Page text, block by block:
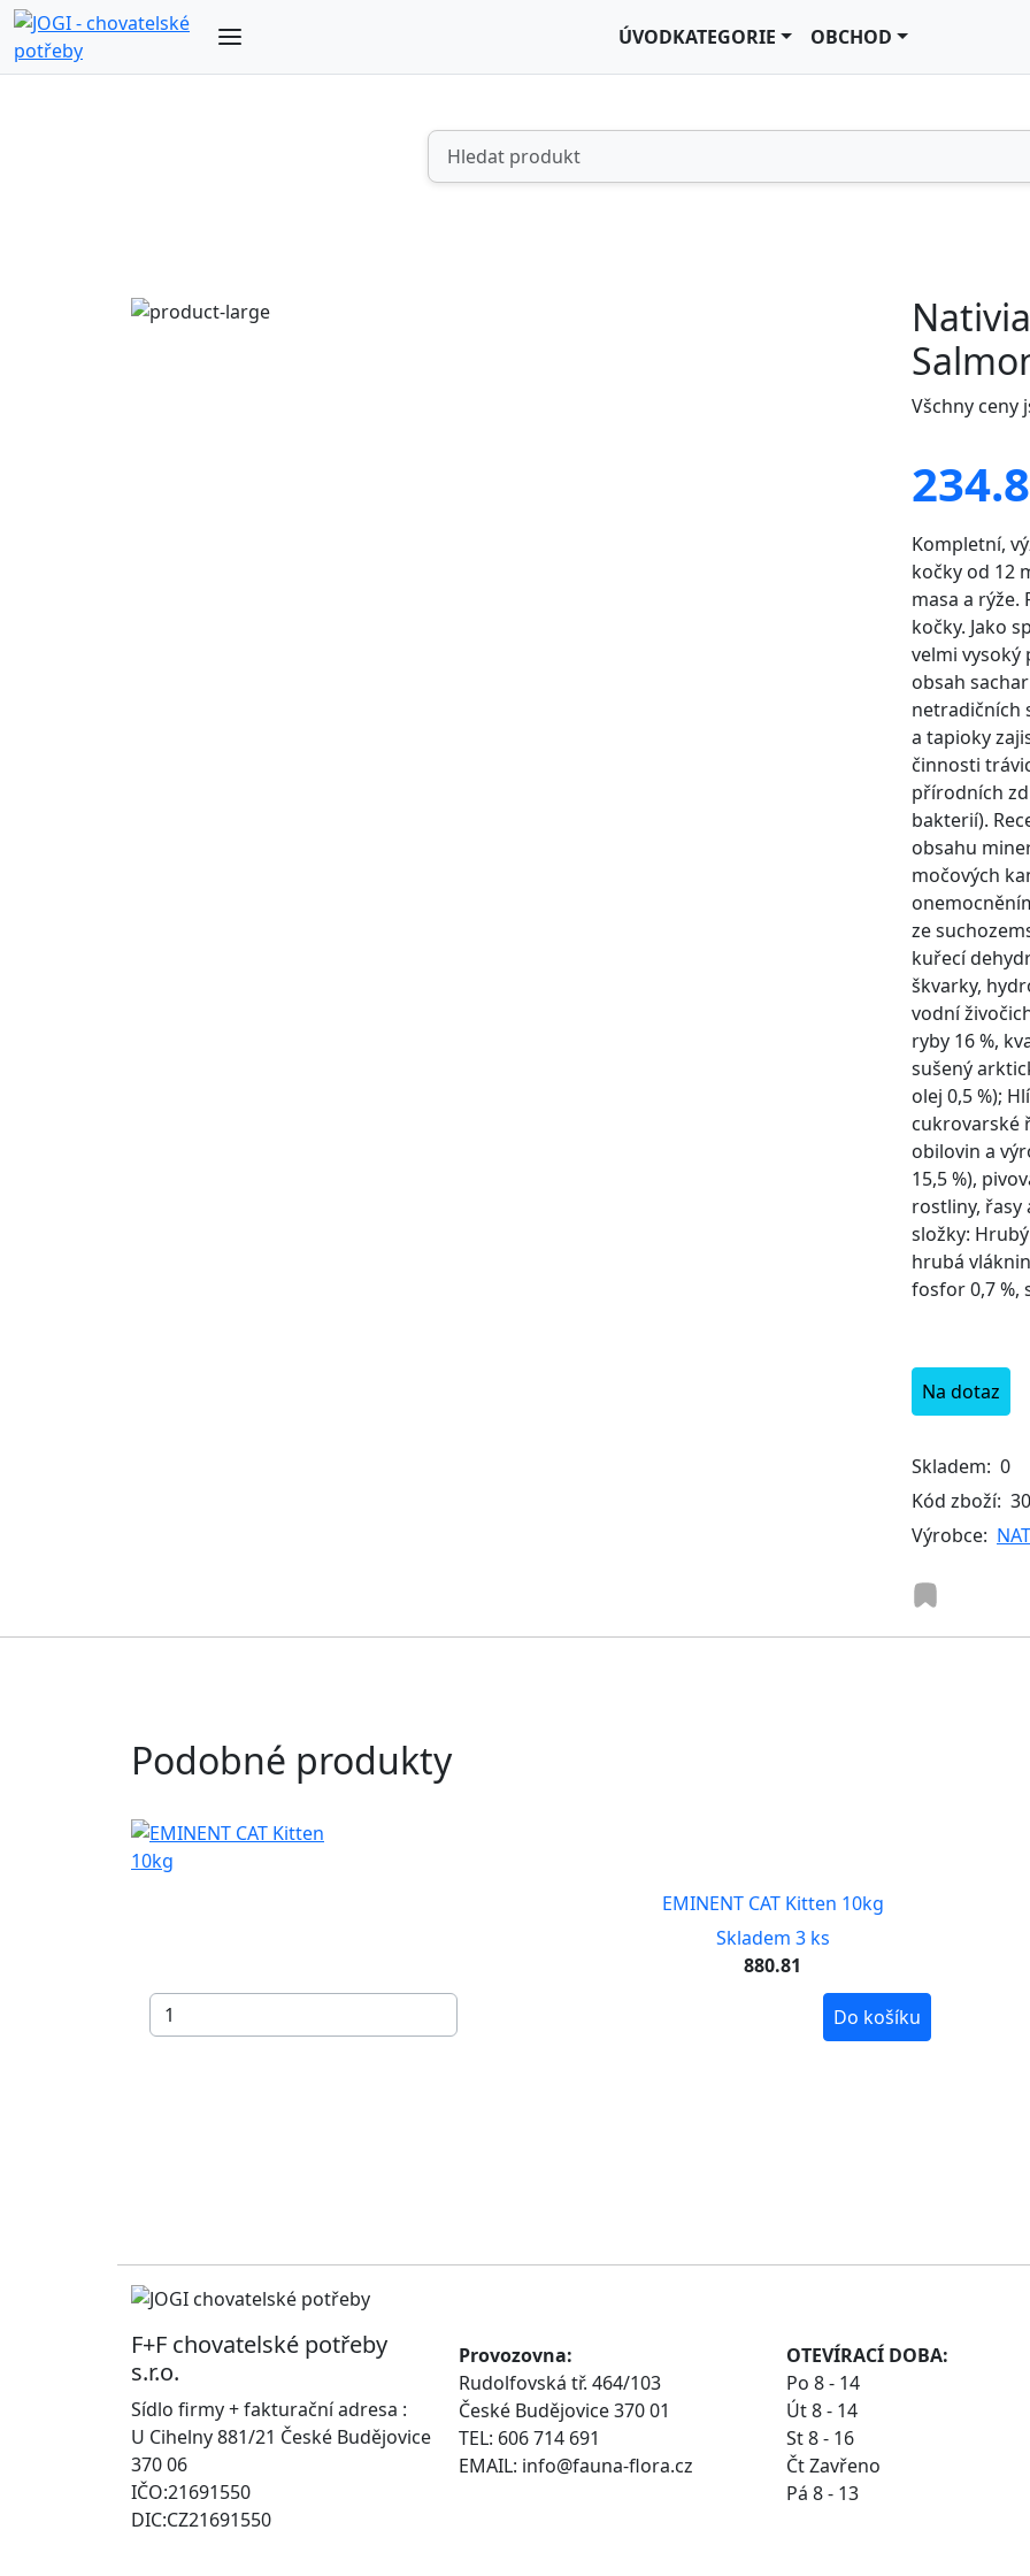
ÚVODKATEGORIE OBCHOD
Všchny ceny
Kompletní,
kočky od 12
masa a
kočky. Jako
velmi vysoký
obsah
netradičních
a tapioky
činnosti
přírodních
bakterií).
obsahu
močových
ze
kuřecí
škvarky,
vodní
ryby 16 %,
sušený
olej 0,5 %);
cukrovarské
obilovin a
15,5 %),
rostliny, řasy
složky:
hrubá
fosfor 0,7 %,
Na dotaz
Skladem: 0
Kód zboží:
Výrobce:
Podobné produkty
EMINENT CAT Kitten 10kg
Skladem 3 ks
880.81
Do košíku
F+F chovatelské potřeby
s.r.o.
Sídlo firmy + fakturační adresa :
U Cihelny 881/21 České Budějovice
370 06
IČO:21691550
DIC:CZ21691550
Provozovna:
Rudolfovská tř. 464/103
České Budějovice 370 01
TEL: 606 714 691
EMAIL: info@fauna-flora.cz
OTEVÍRACÍ DOBA:
Po 8 - 14
Út 8 - 14
St 8 - 16
Čt Zavřeno
Pá 8 - 13